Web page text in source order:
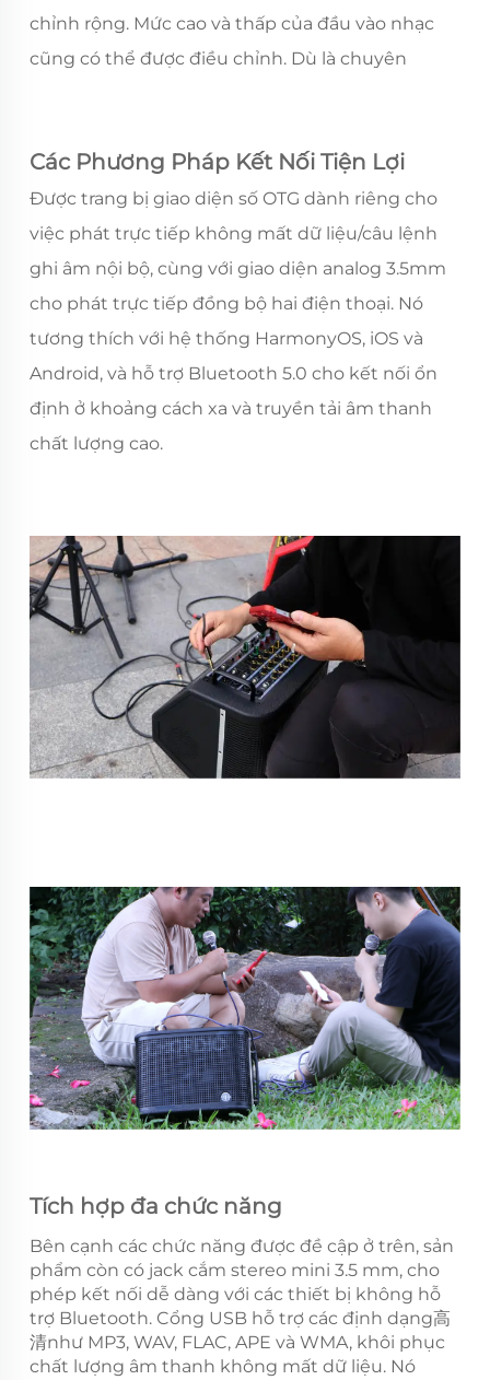
chỉnh rộng. Mức cao và thấp của đầu vào nhạc
cũng có thể được điều chỉnh. Dù là chuyên
dàng bắt đầu, làm cho âm sắc của người chơi trở
nên nổi bật hơn.
Các Phương Pháp Kết Nối Tiện Lợi
Được trang bị giao diện số OTG dành riêng cho
việc phát trực tiếp không mất dữ liệu/câu lệnh
ghi âm nội bộ, cùng với giao diện analog 3.5mm
cho phát trực tiếp đồng bộ hai điện thoại. Nó
tương thích với hệ thống HarmonyOS, iOS và
Android, và hỗ trợ Bluetooth 5.0 cho kết nối ổn
định ở khoảng cách xa và truyền tải âm thanh
chất lượng cao.
Tích hợp đa chức năng
Bên cạnh các chức năng được đề cập ở trên, sản
phẩm còn có jack cắm stereo mini 3.5 mm, cho
phép kết nối dễ dàng với các thiết bị không hỗ
trợ Bluetooth. Cổng USB hỗ trợ các định dạng高
清như MP3, WAV, FLAC, APE và WMA, khôi phục
chất lượng âm thanh không mất dữ liệu. Nó